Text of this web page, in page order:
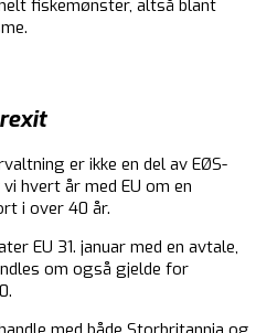
fiskemønster, altså blant
er ikke en del av EØS-
hvert år med EU om en
i over 40 år.
EU 31. januar med en avtale,
om også gjelde for